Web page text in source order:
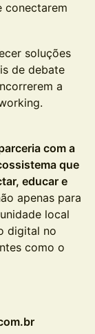
conectarem
soluções
de debate
a
com a
que
educar e
apenas para
local
digital no
como o